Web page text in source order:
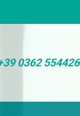
0362 554426